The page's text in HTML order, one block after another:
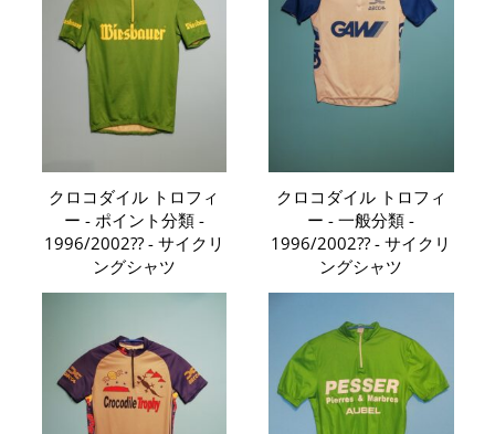
クロコダイル トロフィ
ー - ポイント分類 -
1996/2002?? - サイクリ
ングシャツ
クロコダイル トロフィ
ー - 一般分類 -
1996/2002?? - サイクリ
ングシャツ